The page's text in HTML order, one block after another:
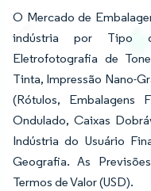
O Mercado de
indústria por Tipo
Eletrofotografia de
Tinta, Impressão Nano-
(Rótulos, Embalagens
Ondulado, Caixas
Indústria do Usuário
Geografia. As
Termos de Valor (USD).